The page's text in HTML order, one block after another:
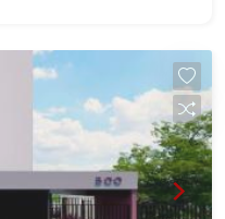
| Ribeirão Preto.